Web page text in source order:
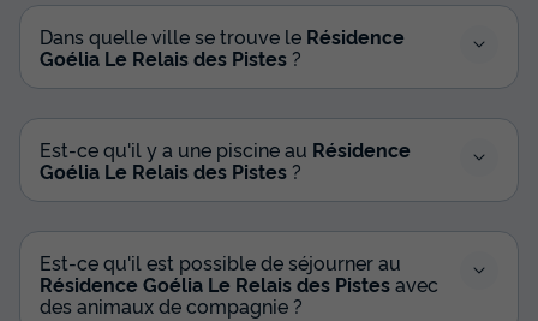
Dans quelle ville se trouve le Résidence
Goélia Le Relais des Pistes ?
Est-ce qu'il y a une piscine au Résidence
Goélia Le Relais des Pistes ?
Est-ce qu'il est possible de séjourner au
Résidence Goélia Le Relais des Pistesavec
des animaux de compagnie ?